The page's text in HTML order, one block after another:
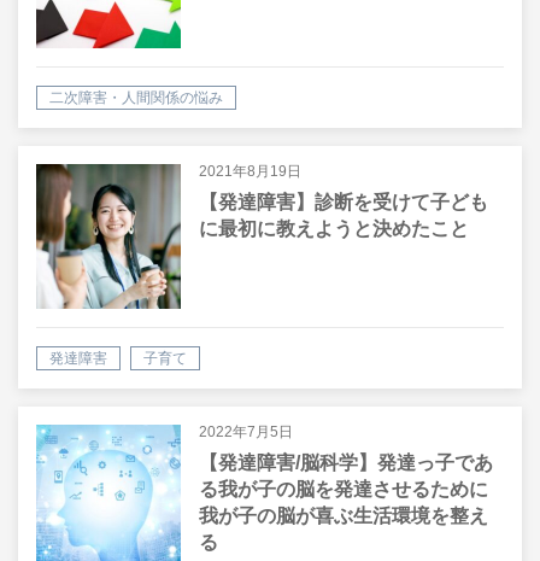
二次障害・人間関係の悩み
2021年8月19日
【発達障害】診断を受けて子ども
に最初に教えようと決めたこと
発達障害 子育て
2022年7月5日
【発達障害/脳科学】発達っ子であ
る我が子の脳を発達させるために
我が子の脳が喜ぶ生活環境を整え
る